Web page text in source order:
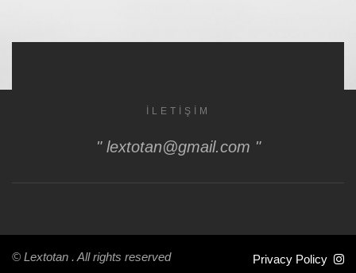
İLETIŞIM
" lextotan@gmail.com "
© Lextotan . All rights reserved Privacy Policy